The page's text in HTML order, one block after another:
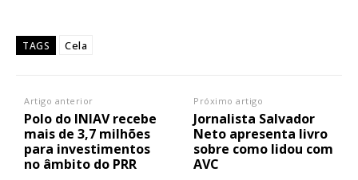
TAGS Cela
Artigo anterior
Polo do INIAV recebe
mais de 3,7 milhões
para investimentos
no âmbito do PRR
Próximo artigo
Jornalista Salvador
Neto apresenta livro
sobre como lidou com
AVC